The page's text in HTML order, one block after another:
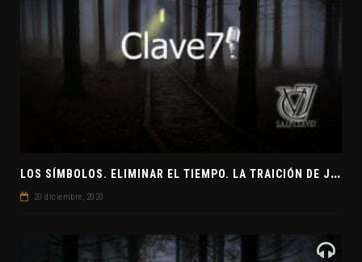
L
OS SÍMBOLOS. ELIMINAR EL TIEMPO. LA TRAICIÓN DE JUDAS
20 diciembre, 2020